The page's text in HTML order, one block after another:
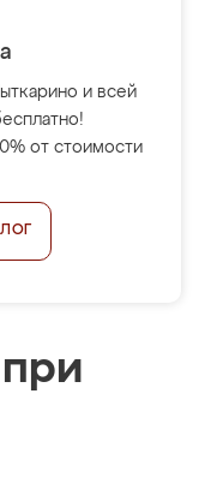
и всей
от стоимости